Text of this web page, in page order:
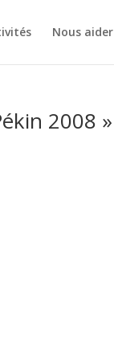
Nous aider
2008 »